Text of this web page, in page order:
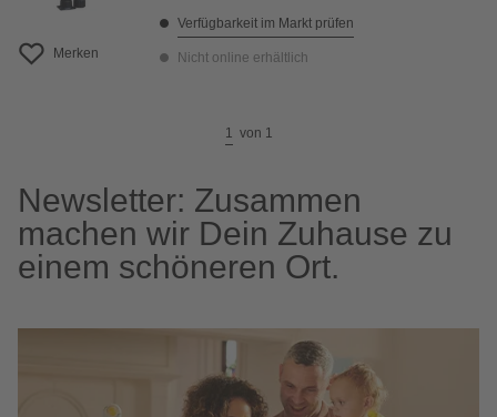
Merken
Verfügbarkeit im Markt prüfen
Nicht online erhältlich
1 von 1
Newsletter: Zusammen
machen wir Dein Zuhause zu
einem schöneren Ort.